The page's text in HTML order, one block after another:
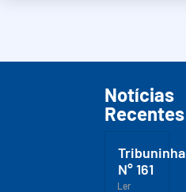
Notícias
Recentes
Tribuninha
N° 161
Ler